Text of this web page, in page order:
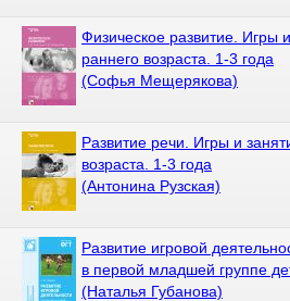
Физическое развитие. Игры
раннего возраста. 1-3 года
(Софья Мещерякова)
Развитие речи. Игры и
возраста. 1-3 года
(Антонина Рузская)
Развитие игровой
в первой младшей группе
(Наталья Губанова)